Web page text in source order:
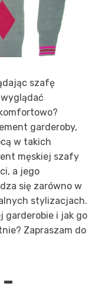
szafę
garderoby,
w takich
męskiej szafy
a jego
się zarówno w
stylizacjach.
garderobie i jak go
Zapraszam do